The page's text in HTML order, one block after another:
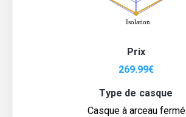
Prix
269.99€
Type de casque
Casque à arceau fermé